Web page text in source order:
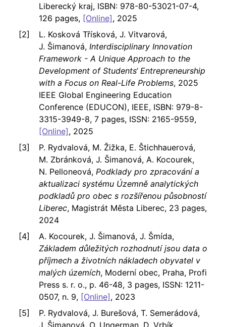
Liberecký kraj, ISBN: 978-80-53021-07-4,
126 pages, [Online], 2025
L. Kosková Třísková, J. Vitvarová,
J. Šimanová, Interdisciplinary Innovation
Framework - A Unique Approach to the
Development of Students‘ Entrepreneurship
with a Focus on Real-Life Problems, 2025
IEEE Global Engineering Education
Conference (EDUCON), IEEE, ISBN: 979-8-
3315-3949-8, 7 pages, ISSN: 2165-9559,
[Online], 2025
P. Rydvalová, M. Žižka, E. Štichhauerová,
M. Zbránková, J. Šimanová, A. Kocourek,
N. Pelloneová, Podklady pro zpracování a
aktualizaci systému Územně analytických
podkladů pro obec s rozšířenou působností
Liberec, Magistrát Města Liberec, 23 pages,
2024
A. Kocourek, J. Šimanová, J. Šmída,
Základem důležitých rozhodnutí jsou data o
příjmech a životních nákladech obyvatel v
malých územích, Moderní obec, Praha, Profi
Press s. r. o., p. 46-48, 3 pages, ISSN: 1211-
0507, n. 9, [Online], 2023
P. Rydvalová, J. Burešová, T. Semerádová,